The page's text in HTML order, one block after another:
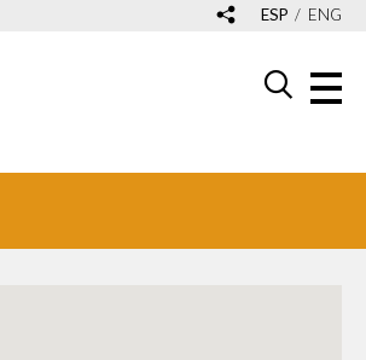
ESP ENG